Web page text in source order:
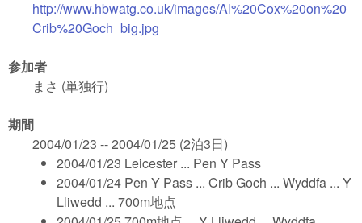
http://www.hbwatg.co.uk/images/Al%20Cox%20on%20
Crib%20Goch_big.jpg
参加者
まさ (単独行)
期間
2004/01/23 -- 2004/01/25 (2泊3日)
2004/01/23 Leicester ... Pen Y Pass
2004/01/24 Pen Y Pass ... Crib Goch ... Wyddfa ... Y
Lliwedd ... 700m地点